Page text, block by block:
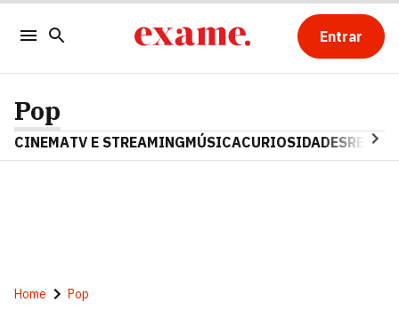
Entrar
Pop
CINEMATV E STREAMINGMÚSICACURIOSIDADES
Home Pop